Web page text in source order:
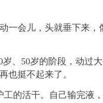
会儿，头就垂下来，
、50岁的阶段，动过
也挺不起来了。
的活干。自己输完液